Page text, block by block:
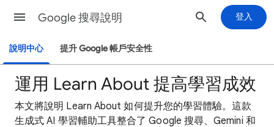
Google 搜尋說明 登入
說明中心 提升 Google 帳戶安全性
運用 Learn About 提高學習成效
本文將說明 Learn About 如何提升您的學習體驗。這款
生成式 AI 學習輔助工具整合了 Google 搜尋、Gemini 和